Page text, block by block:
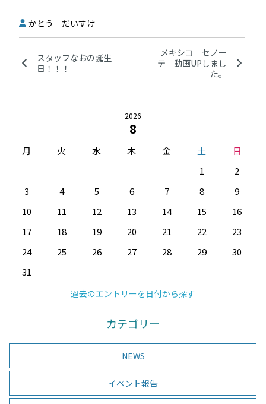
かとう だいすけ
スタッフなおの誕生
日！！！
メキシコ セノー
テ 動画UPしまし
た。
2026
8
月 火 水 木 金 土
日
1
2
3
4 5 6 7 8
9
10
11 12 13 14 15
16
17
18 19 20 21 22
23
24
25 26 27 28 29
30
31
過去のエントリーを日付から探す
カテゴリー
NEWS
イベント報告